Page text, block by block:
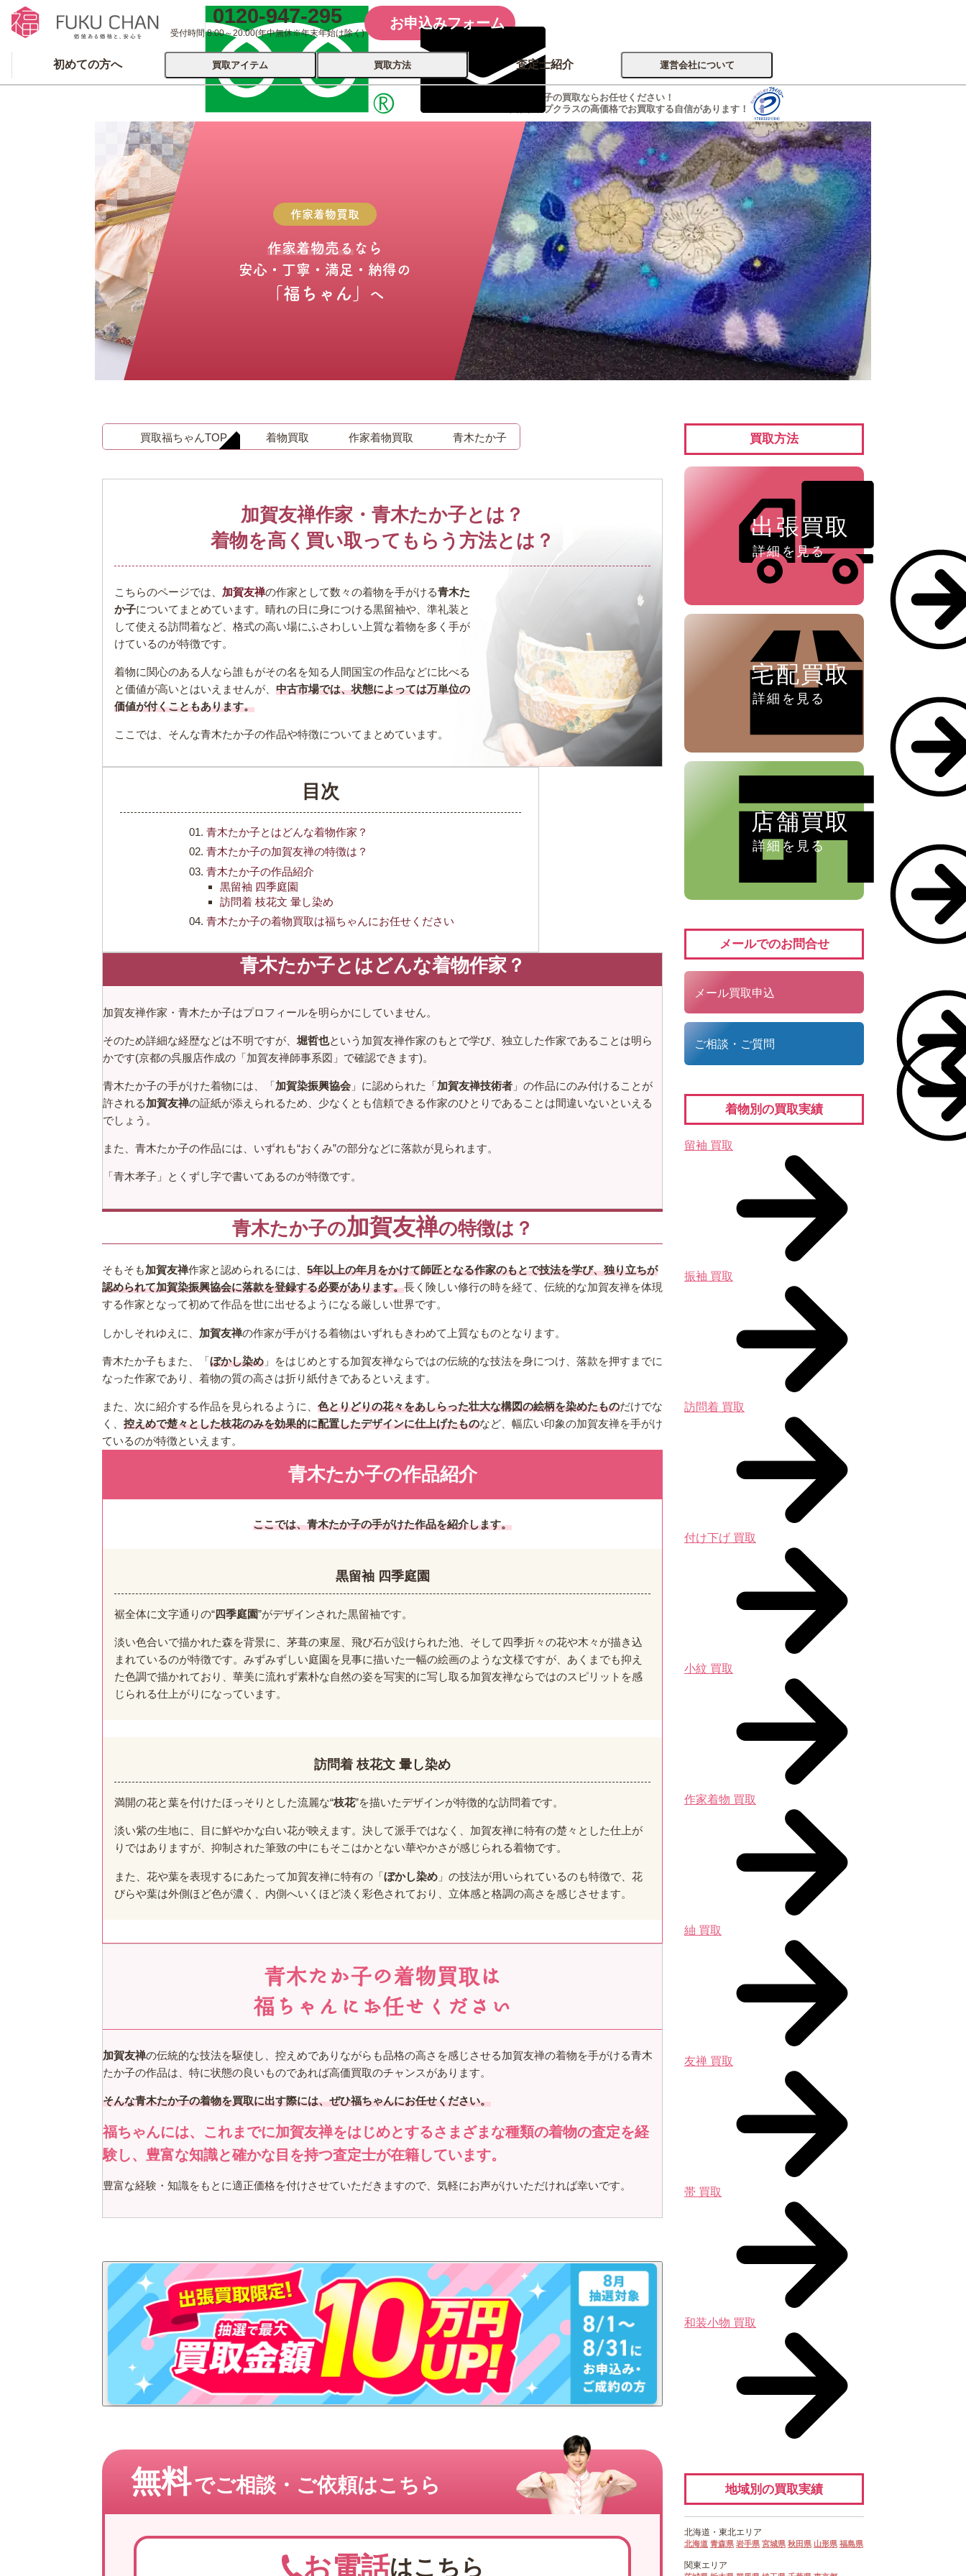
青木たか子の買取ならお任せください！
業界トップクラスの高価格でお買取する自信があります！
0120-947-295
受付時間 8:00～20:00(年中無休※年末年始は除く)
お申込みフォーム
初めての方へ 買取アイテム
食器 カメラ おもちゃ 楽器
骨董品 お酒 時計 毛皮 宝石 金券
ペン ⁄
買取方法
店舗買取
査定士紹介 運営会社について
運営会社について 会社概要 コーポレートサイトへ
作家着物買取
作家着物売る なら
安心・丁寧・満足・納得の
「福ちゃん」 へ
買取福ちゃんTOP 着物買取 作家着物買取 青木たか子
加賀友禅作家・青木たか子とは？
着物を高く買い取ってもらう方法とは？
こちらのページでは、 加賀友禅の作家として数々の着物を手がける青木た
か子についてまとめています。晴れの日に身につける黒留袖や、準礼装と
して使える訪問着など、格式の高い場にふさわしい上質な着物を多く手が
けているのが特徴です。
着物に関心のある人なら誰もがその名を知る人間国宝の作品などに比べる
と価値が高いとはいえませんが、 中古市場では、状態によっては万単位の
価値が付くこともあります。
ここでは、そんな青木たか子の作品や特徴についてまとめています。
目次
青木たか子とはどんな着物作家？
青木たか子の加賀友禅の特徴は？
青木たか子の作品紹介
黒留袖 四季庭園
訪問着 枝花文 暈し染め
青木たか子の着物買取は福ちゃんにお任せください
青木たか子とはどんな着物作家？
加賀友禅作家・青木たか子はプロフィールを明らかにしていません。
そのため詳細な経歴などは不明ですが、堀哲也という加賀友禅作家のもとで学び、独立した作家であることは明ら
かです(京都の呉服店作成の「加賀友禅師事系図」で確認できます)。
青木たか子の手がけた着物には、「加賀染振興協会 」に認められた「加賀友禅技術者 」の作品にのみ付けることが
許される加賀友禅の証紙が添えられるため、少なくとも信頼できる作家のひとりであることは間違いないといえる
でしょう。
また、青木たか子の作品には、いずれも“おくみ”の部分などに落款が見られます。
「青木孝子」とくずし字で書いてあるのが特徴です。
青木たか子の加賀友禅の特徴は？
そもそも加賀友禅作家と認められるには、 5年以上の年月をかけて師匠となる作家のもとで技法を学び、独り立ちが
認められて加賀染振興協会に落款を登録する必要があります。長く険しい修行の時を経て、伝統的な加賀友禅を体現
する作家となって初めて作品を世に出せるようになる厳しい世界です。
しかしそれゆえに、 加賀友禅の作家が手がける着物はいずれもきわめて上質なものとなります。
青木たか子もまた、「ぼかし染め 」をはじめとする加賀友禅ならではの伝統的な技法を身につけ、落款を押すまでに
なった作家であり、着物の質の高さは折り紙付きであるといえます。
また、次に紹介する作品を見られるように、 色とりどりの花々をあしらった壮大な構図の絵柄を染めたものだけでな
く、 控えめで楚々とした枝花のみを効果的に配置したデザインに仕上げたものなど、幅広い印象の加賀友禅を手がけ
ているのが特徴といえます。
青木たか子の作品紹介
ここでは、青木たか子の手がけた作品を紹介します。
黒留袖 四季庭園
裾全体に文字通りの“四季庭園”がデザインされた黒留袖です。
淡い色合いで描かれた森を背景に、茅葺の東屋、飛び石が設けられた池、そして四季折々の花や木々が描き込
まれているのが特徴です。みずみずしい庭園を見事に描いた一幅の絵画のような文様ですが、あくまでも抑え
た色調で描かれており、華美に流れず素朴な自然の姿を写実的に写し取る加賀友禅ならではのスピリットを感
じられる仕上がりになっています。
訪問着 枝花文 暈し染め
満開の花と葉を付けたほっそりとした流麗な“枝花”を描いたデザインが特徴的な訪問着です。
淡い紫の生地に、目に鮮やかな白い花が映えます。決して派手ではなく、加賀友禅に特有の楚々とした仕上が
りではありますが、抑制された筆致の中にもそこはかとない華やかさが感じられる着物です。
また、花や葉を表現するにあたって加賀友禅に特有の「ぼかし染め 」の技法が用いられているのも特徴で、花
びらや葉は外側ほど色が濃く、内側へいくほど淡く彩色されており、立体感と格調の高さを感じさせます。
青木たか子の着物買取は
福ちゃんにお任せください
加賀友禅の伝統的な技法を駆使し、控えめでありながらも品格の高さを感じさせる加賀友禅の着物を手がける青木
たか子の作品は、特に状態の良いものであれば高価買取のチャンスがあります。
そんな青木たか子の着物を買取に出す際には、ぜひ福ちゃんにお任せください。
福ちゃんには、これまでに加賀友禅をはじめとするさまざまな種類の着物の査定を経
験し、豊富な知識と確かな目を持つ査定士が在籍しています。
豊富な経験・知識をもとに適正価格を付けさせていただきますので、気軽にお声がけいただければ幸いです。
無料でご相談・ ご依頼はこちら
お電話はこちら
買取方法
出張買取
詳細を見る
宅配買取
詳細を見る
店舗買取
詳細を見る
メールでのお問合せ
メール買取申込
ご相談・ご質問
着物別の買取実績
留袖 買取
振袖 買取
訪問着 買取
付け下げ 買取
小紋 買取
作家着物 買取
紬 買取
友禅 買取
帯 買取
和装小物 買取
地域別の買取実績
北海道・ 東北エリア
北海道 青森県 岩手県 宮城県 秋田県 山形県 福島県
関東エリア